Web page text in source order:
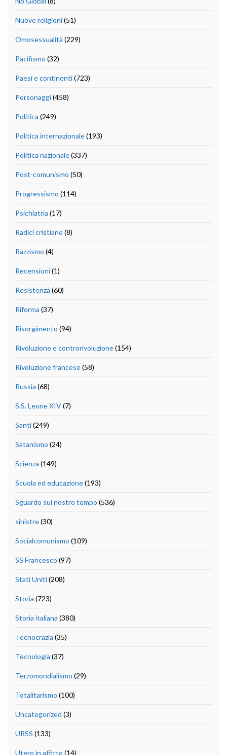
Nuove religioni(51)
Omosessualità (229)
Pacifismo (32)
Paesi e continenti(723)
Personaggi(458)
Politica (249)
Politica internazionale(193)
Politica nazionale(337)
Post-comunismo (50)
Progressismo (114)
Psichiatria (17)
Radici cristiane(8)
Razzismo (4)
Recensioni(1)
Resistenza (60)
Riforma (37)
Risorgimento (94)
Rivoluzione e controrivoluzione(154)
Rivoluzione francese(58)
Russia (68)
S.S. Leone XIV(7)
Santi(249)
Satanismo (24)
Scienza (149)
Scuola ed educazione(193)
Sguardo sul nostro tempo (536)
sinistre(30)
Socialcomunismo (109)
SS Francesco (97)
Stati Uniti(208)
Storia (723)
Storia italiana (380)
Tecnocrazia (35)
Tecnologia (37)
Terzomondialismo (29)
Totalitarismo (100)
Uncategorized (3)
URSS (133)
Utero in affitto (14)